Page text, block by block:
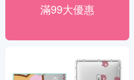
滿99大優惠